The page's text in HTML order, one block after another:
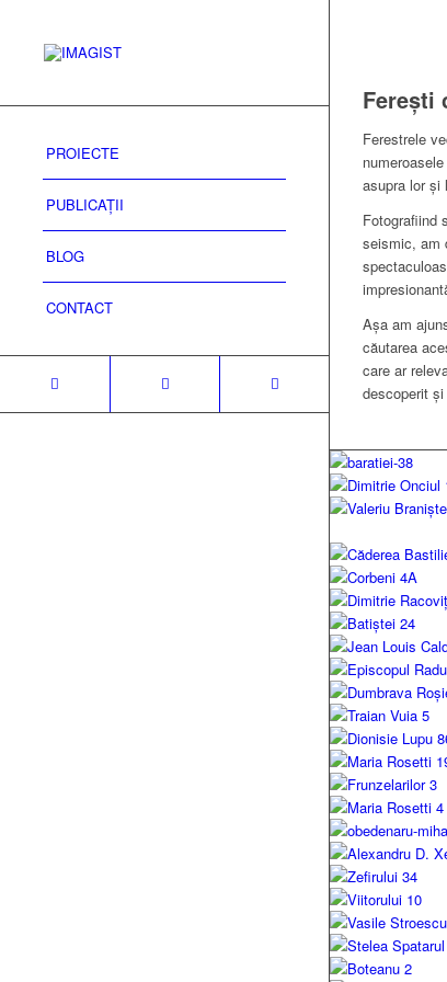
PROIECTE
PUBLICAȚII
BLOG
CONTACT
Ferești
Ferestrele
asupra lor și
Fotografiind
seismic, am
Așa am
căutarea
care ar
descoperit